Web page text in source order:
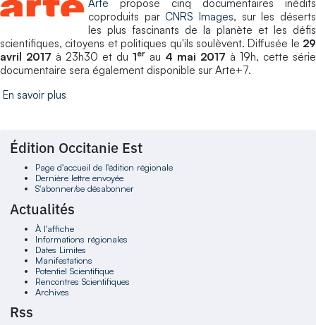
Arte propose cinq documentaires inédits
coproduits par CNRS Images, sur les déserts
les plus fascinants de la planète et les défis
scientifiques, citoyens et politiques qu'ils soulèvent. Diffusée le 29
avril 2017 à 23h30 et du1erau 4 mai 2017 à 19h, cette série
documentaire sera également disponible sur Arte+7.
En savoir plus
Édition Occitanie Est
Page d'accueil de l'édition régionale
Dernière lettre envoyée
S'abonner/se désabonner
Actualités
À l'affiche
Informations régionales
Dates Limites
Manifestations
Potentiel Scientifique
Rencontres Scientifiques
Archives
Rss